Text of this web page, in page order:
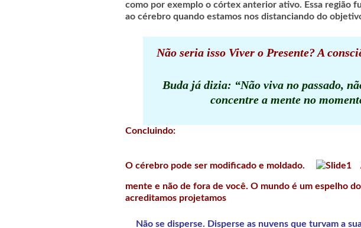
como por exemplo o córtex anterior ativo. Essa região
ao cérebro quando estamos nos distanciando do
Não seria isso Viver o Presente? A
Buda já dizia: “Não viva no passado,
concentre a mente no
Concluindo:
O cérebro pode ser modificado e moldado.
mente e não de fora de você. O mundo é um espelho
acreditamos projetamos
Não se disperse. Disperse as nuvens que turvam a